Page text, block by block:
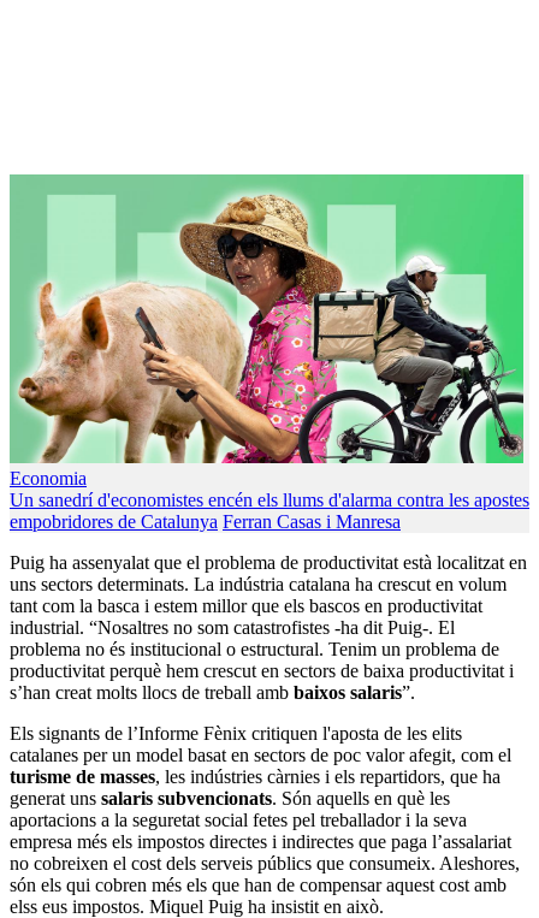
Economia
Un sanedrí d'economistes encén els llums d'alarma contra les apostes
empobridores de Catalunya Ferran Casas i Manresa
Puig ha assenyalat que el problema de productivitat està localitzat en
uns sectors determinats. La indústria catalana ha crescut en volum
tant com la basca i estem millor que els bascos en productivitat
industrial. “Nosaltres no som catastrofistes -ha dit Puig-. El
problema no és institucional o estructural. Tenim un problema de
productivitat perquè hem crescut en sectors de baixa productivitat i
s’han creat molts llocs de treball amb baixos salaris”.
Els signants de l’Informe Fènix critiquen l'aposta de les elits
catalanes per un model basat en sectors de poc valor afegit, com el
turisme de masses, les indústries càrnies i els repartidors, que ha
generat uns salaris subvencionats. Són aquells en què les
aportacions a la seguretat social fetes pel treballador i la seva
empresa més els impostos directes i indirectes que paga l’assalariat
no cobreixen el cost dels serveis públics que consumeix. Aleshores,
són els qui cobren més els que han de compensar aquest cost amb
elss eus impostos. Miquel Puig ha insistit en això.